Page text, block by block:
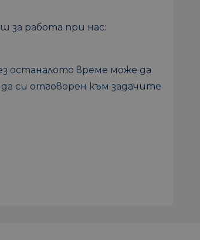
за работа при нас:
останалото време може да
си отговорен към задачите